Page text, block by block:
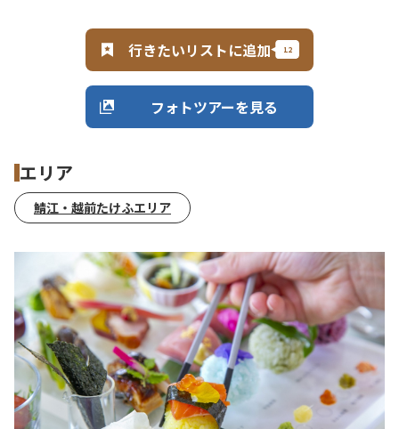
行きたいリストに追加
フォトツアーを見る
エリア
鯖江・越前たけふエリア